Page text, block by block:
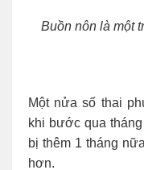
Buồn nôn là một
Một nửa số thai
khi bước qua
bị thêm 1 tháng
hơn.